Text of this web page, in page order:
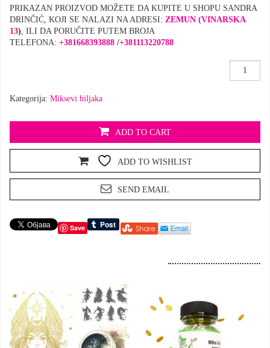
PRIKAZAN PROIZVOD MOŽETE DA KUPITE U SHOPU SANDRA
DRINČIĆ, KOJI SE NALAZI NA ADRESI: ZEMUN (VINARSKA
13), ILI DA PORUČITE PUTEM BROJA
TELEFONA: +381668393888 /+381113220788
Miks
Kategorija: Miksevi biljaka
ADD TO CART
ADD TO WISHLIST
SEND EMAIL
Save